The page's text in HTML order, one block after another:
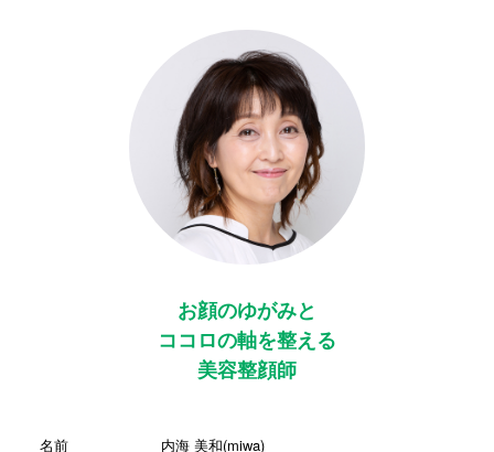
お顔のゆがみと
ココロの軸を整える
美容整顔師
名前 内海 美和(miwa)